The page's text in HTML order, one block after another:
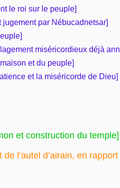
le roi sur le peuple]
par Nébucadnetsar]
miséricordieux déjà
et du peuple]
et la miséricorde de Dieu]
et construction du temple]
l’autel d’airain, en